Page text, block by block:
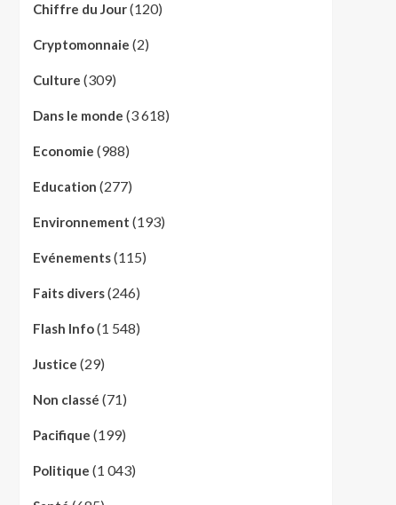
Chiffre du Jour(120)
Cryptomonnaie (2)
Culture (309)
Dans le monde (3 618)
Economie (988)
Education (277)
Environnement (193)
Evénements(115)
Faits divers(246)
Flash Info(1 548)
Justice (29)
Non classé (71)
Pacifique (199)
Politique (1 043)